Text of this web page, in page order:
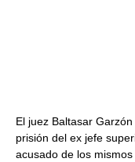
El juez Baltasar
prisión del ex jefe
acusado de los